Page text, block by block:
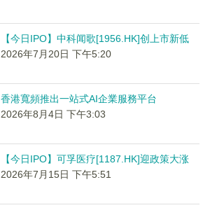
【今日IPO】中科闻歌[1956.HK]创上市新低
2026年7月20日 下午5:20
香港寬頻推出一站式AI企業服務平台
2026年8月4日 下午3:03
【今日IPO】可孚医疗[1187.HK]迎政策大涨
2026年7月15日 下午5:51